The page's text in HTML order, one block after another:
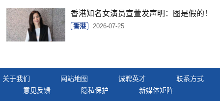
香港知名女演员宣萱发声明：图是假的！
香港 2026-07-25
关于我们 网站地图 诚聘英才
联系方式
意见反馈
隐私保护 新媒体矩阵